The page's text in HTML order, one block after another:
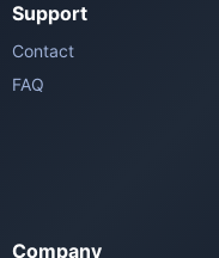
Support
Contact
FAQ
Company